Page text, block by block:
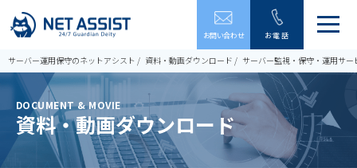
お問い合わせ お電話
メ
ュ
ー
閉
す
る
サーバー運用保守のネットアシスト 資料・動画ダウンロード サーバー監視・保守・運用サー
DOCUMENT & MOVIE
資料・動画ダウンロード